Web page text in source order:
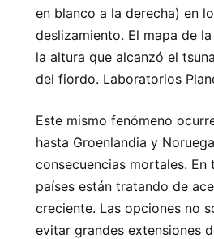
en blanco a la derecha) en
deslizamiento. El mapa de
la altura que alcanzó el
del fiordo. Laboratorios
Este mismo fenómeno
hasta Groenlandia y
consecuencias mortales.
países están tratando de
creciente. Las opciones no
evitar grandes extensiones